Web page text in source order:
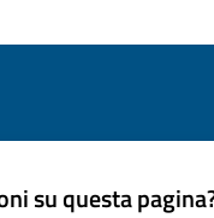
su questa